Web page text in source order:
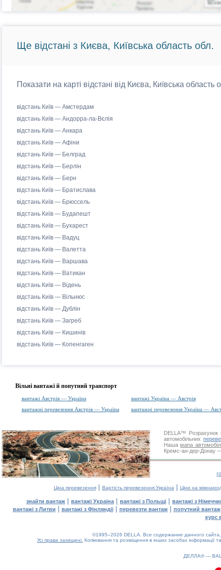
Ще відстані з Києва, Київська область обл.
Показати на карті відстані від Києва, Київська
відстань Київ — Амстердам
відстань Київ — Андорра-ла-Вєлія
відстань Київ — Анкара
відстань Київ — Афіни
відстань Київ — Белград
відстань Київ — Берлін
відстань Київ — Берн
відстань Київ — Братислава
відстань Київ — Брюссель
відстань Київ — Будапешт
відстань Київ — Бухарест
відстань Київ — Вадуц
відстань Київ — Валетта
відстань Київ — Варшава
відстань Київ — Ватикан
відстань Київ — Відень
відстань Київ — Вільнюс
відстань Київ — Дублін
відстань Київ — Загреб
відстань Київ — Кишинів
відстань Київ — Копенгаген
Вільні вантажі й попутний транспорт
вантажі Австрія — Україна
вантажі Україна — Австрія
вантажні перевезення Австрія — Україна
вантажні перевезення Україна —
DELLA™
Розрахунок
автомобільних
Нашамапа
Кремс-ан-дер-Донау —
Ціна перевезення| Вартість перевезення Україна | Ціни на
знайти вантаж | вантажі Україна | вантажі з Польщі | вантажі з
вантажі з Литви | вантажі з Фінляндії| перевезти вантаж| попутний вантаж
курс
©1995–2026 DELLA. Все содержание данного
Усі права захищені. Копіювання та розміщення в інших засобах інформації
ДЕЛЛА® —